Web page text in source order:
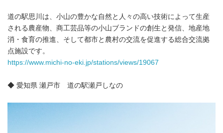
道の駅思川は、小山の豊かな自然と人々の高い技術によって生産
される農産物、商工芸品等の小山ブランドの創生と発信、地産地
消・食育の推進、そして都市と農村の交流を促進する総合交流拠
点施設です。
https://www.michi-no-eki.jp/stations/views/19067
◆ 愛知県 瀬戸市 道の駅瀬戸しなの